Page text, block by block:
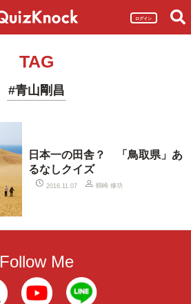
ログイン
TAG
#青山剛昌
日本一の田舎？ 「鳥取県」あ
るなしクイズ
2016.11.07 鶴崎 修功
Follow Me